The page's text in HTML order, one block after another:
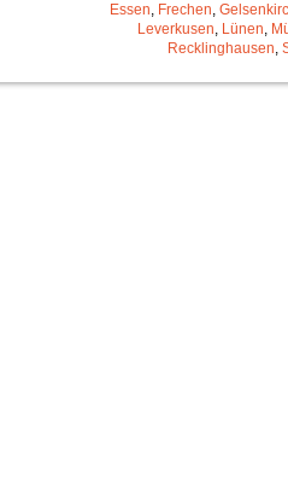
Essen, Frechen,
Leverkusen, Lünen,
Recklinghausen,